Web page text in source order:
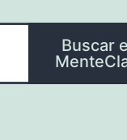
Buscar